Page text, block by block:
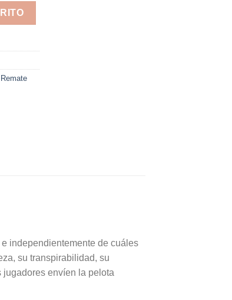
Remate
independientemente de cuáles
su transpirabilidad, su
envíen la pelota